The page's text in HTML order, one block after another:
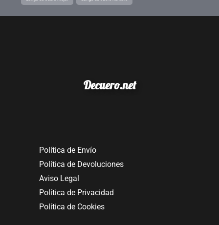
Decuero.net
Política de Envío
Política de Devoluciones
Aviso Legal
Política de Privacidad
Política de Cookies